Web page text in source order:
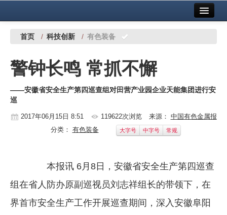
中国有色金属报社主办 广告服务
铜镍铅锌
铝
稀有稀土
地矿 建设
首页 / 科技创新 / 有色装备
警钟长鸣 常抓不懈
——安徽省安全生产第四巡查组对田营产业园企业天能集团进行安
巡
2017年06月15日 8:51 119622次浏览 来源： 中国有色金属报
分类： 有色装备 大字号 中字号 常规
本报讯 6月8日，安徽省安全生产第四巡查
组在省人防办原副巡视员刘志祥组长的带领下，在
界首市安全生产工作开展巡查期间，深入安徽阜阳